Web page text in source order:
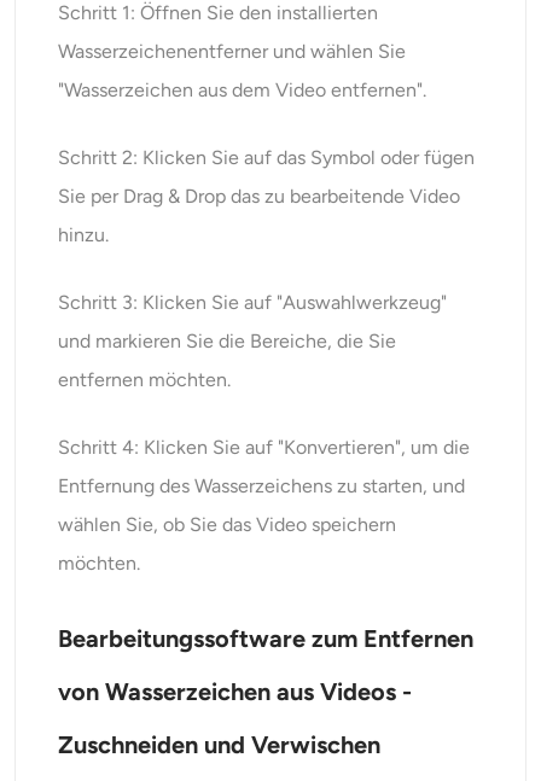
Schritt 1: Öffnen Sie den installierten
Wasserzeichenentferner und wählen Sie
"Wasserzeichen aus dem Video entfernen".
Schritt 2: Klicken Sie auf das Symbol oder fügen
Sie per Drag & Drop das zu bearbeitende Video
hinzu.
Schritt 3: Klicken Sie auf "Auswahlwerkzeug"
und markieren Sie die Bereiche, die Sie
entfernen möchten.
Schritt 4: Klicken Sie auf "Konvertieren", um die
Entfernung des Wasserzeichens zu starten, und
wählen Sie, ob Sie das Video speichern
möchten.
Bearbeitungssoftware zum Entfernen
von Wasserzeichen aus Videos -
Zuschneiden und Verwischen